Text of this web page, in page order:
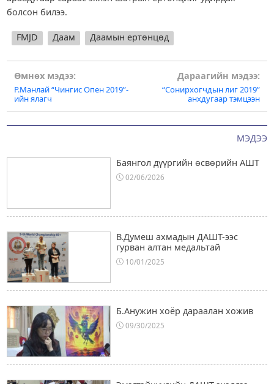
МЭДЭЭ
Баянгол дүүргийн өсвөрийн АШТ
02/06/2026
В.Думеш ахмадын ДАШТ-ээс
гурван алтан медальтай
10/01/2025
Б.Анужин хоёр дараалан хожив
09/30/2025
болсон билээ.
FMJD Даам Даамын ертөнцөд
Post
navigation
Өмнөх мэдээ:
Р.Манлай “Чингис Опен 2019”-
ийн ялагч
Дараагийн мэдээ:
“Сонирхогчдын лиг 2019”
анхдугаар тэмцээн